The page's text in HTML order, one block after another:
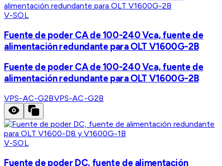
V-SOL
Fuente de poder CA de 100-240 Vca, fuente de
alimentación redundante para OLT V1600G-2B
Fuente de poder CA de 100-240 Vca, fuente de
alimentación redundante para OLT V1600G-2B
VPS-AC-G2BVPS-AC-G2B
V-SOL
Fuente de poder DC, fuente de alimentación